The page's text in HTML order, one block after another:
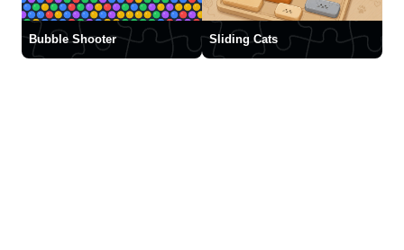
Bubble Shooter Sliding Cats